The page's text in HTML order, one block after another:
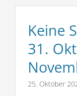
Keine
31.
25. Oktober